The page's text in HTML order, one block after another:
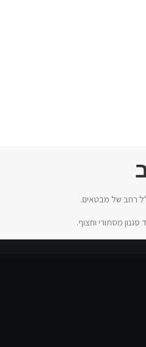
סגנון מסתורי וחצוף.